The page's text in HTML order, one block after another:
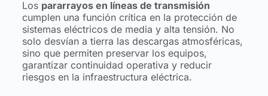
Los pararrayos en líneas de transmisión
cumplen una función crítica en la protección de
sistemas eléctricos de media y alta tensión. No
solo desvían a tierra las descargas atmosféricas,
sino que permiten preservar los equipos,
garantizar continuidad operativa y reducir
riesgos en la infraestructura eléctrica.